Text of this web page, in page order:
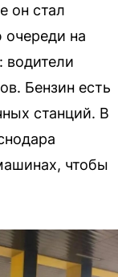
он стал
на
водители
Бензин есть
станций. В
чтобы